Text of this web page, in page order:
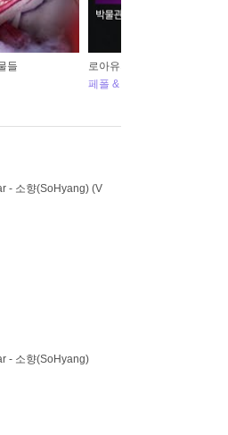
들
로아유저의 편지 for 금강선
페폴 & Lovesetter
- 소향(SoHyang) (V
- 소향(SoHyang)